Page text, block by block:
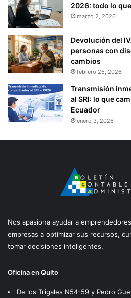
2026: todo lo
marzo 2, 2026
Devolución del
personas con
cambios
febrero 25, 2026
Transmisión
al SRI: lo que
Ecuador
enero 3, 2026
Nos apasiona ayudar a
empresas a optimizar sus recursos,
tomar decisiones inteligentes.
Oficina en Quito
De los Trigales N54-59 y Pedro